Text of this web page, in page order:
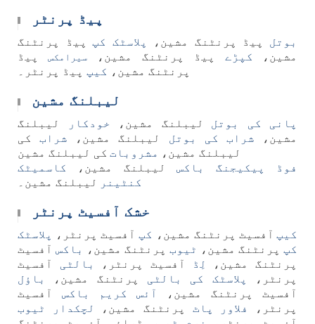
پیڈ پرنٹر
بوتل پیڈ پرنٹنگ مشین، پلاسٹک کپ پیڈ پرنٹنگ
مشین،
کپڑے پیڈ پرنٹنگ مشین، سیرامکس
پیڈ
پرنٹنگ مشین، کیپ پیڈ پرنٹر۔
لیبلنگ مشین
پانی کی بوتل لیبلنگ مشین، خودکار
لیبلنگ
مشین، شراب کی بوتل لیبلنگ مشین، شرابکی
لیبلنگ مشین، مشروبات کی لیبلنگ مشین
فوڈ پیکیجنگ باکس
لیبلنگ مشین،
کاسمیٹک
کنٹینر لیبلنگ مشین۔
خشک آفسیٹ پرنٹر
کیپ آفسیٹ پرنٹنگ مشین، کپآفسیٹ پرنٹر، پلاسٹک
کپ پرنٹنگ مشین، ٹیوب پرنٹنگ مشین، باکس آفسیٹ
پرنٹنگ مشین،
لِڈ آفسیٹ پرنٹر، بالٹی آفسیٹ
پرنٹر،
پلاسٹک کی بالٹی پرنٹنگ مشین،
باؤل
آفسیٹ پرنٹنگ مشین،
آئس کریم باکس آفسیٹ
پرنٹر،
فلاور پاٹ پرنٹنگ مشین، لچکدار
ٹیوب